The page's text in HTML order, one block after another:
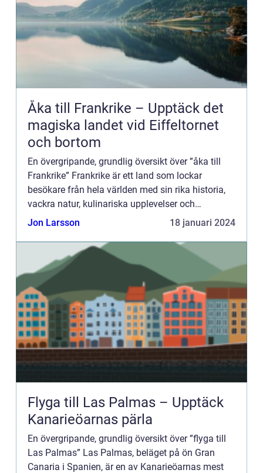
Åka till Frankrike – Upptäck det
magiska landet vid Eiffeltornet
och bortom
En övergripande, grundlig översikt över ”åka till
Frankrike” Frankrike är ett land som lockar
besökare från hela världen med sin rika historia,
vackra natur, kulinariska upplevelser och
enastående kultur. Att resa till Frankrike är att ge...
Jon Larsson 18 januari 2024
Flyga till Las Palmas – Upptäck
Kanarieöarnas pärla
En övergripande, grundlig översikt över ”flyga till
Las Palmas” Las Palmas, beläget på ön Gran
Canaria i Spanien, är en av Kanarieöarnas mest